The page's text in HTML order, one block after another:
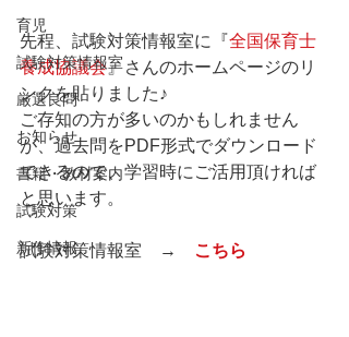
育児
試験対策情報室
厳選良問
お知らせ
書籍・教材案内
試験対策
新作情報
先程、試験対策情報室に『全国保育士
養成協議会』さんのホームページのリ
ンクを貼りました♪
ご存知の方が多いのかもしれません
が、過去問をPDF形式でダウンロード
できるので、学習時にご活用頂ければ
と思います。
試験対策情報室　→ こちら